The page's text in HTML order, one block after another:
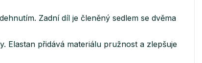
Zadní díl je členěný sedlem se dvěma
Elastan přidává materiálu pružnost a zlepšuje